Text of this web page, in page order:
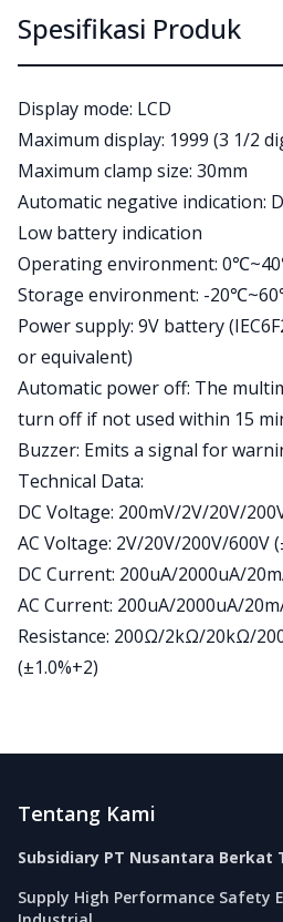
Spesifikasi Produk
Display mode: LCD
Maximum display: 1999 (3 1/2
Maximum clamp size: 30mm
Automatic negative indication:
Low battery indication
Operating environment:
Storage environment: -
Power supply: 9V battery
or equivalent)
Automatic power off: The
turn off if not used within 15
Buzzer: Emits a signal for
Technical Data:
DC Voltage: 200mV/2V/20V/
AC Voltage: 2V/20V/200V/600V
DC Current: 200uA/2000uA/
AC Current: 200uA/2000uA/
Resistance: 200Ω/2kΩ/20kΩ/
(±1.0%+2)
Tentang Kami
Subsidiary PT Nusantara Berkat
Supply High Performance Safety